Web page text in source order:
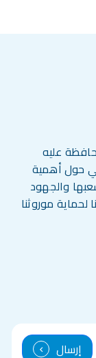
عليه
حول أهمية
والجهود
لحماية موروثنا
إرسال